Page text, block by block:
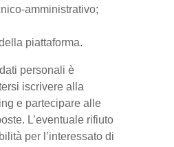
amministrativo;
piattaforma.
personali è
iscrivere alla
e partecipare alle
L’eventuale rifiuto
per l’interessato di